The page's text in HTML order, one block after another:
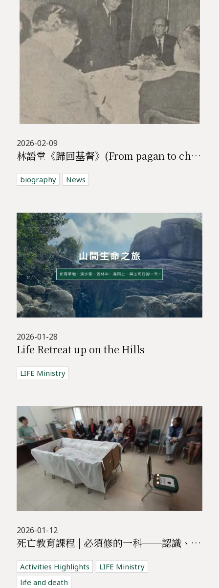
2026-02-09
林語堂《歸回基督》(From pagan to christian)
biography News
2026-01-28
Life Retreat up on the Hills
LIFE Ministry
2026-01-12
死亡教育課程 | 必須修的一科──認識、體驗、了解死亡，與哀傷同行課程
Activities Highlights
LIFE Ministry
life and death